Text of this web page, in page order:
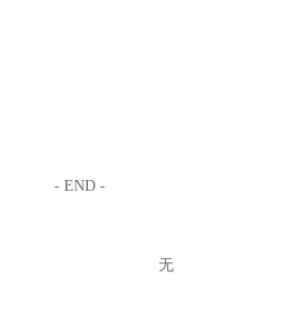
- END -
无